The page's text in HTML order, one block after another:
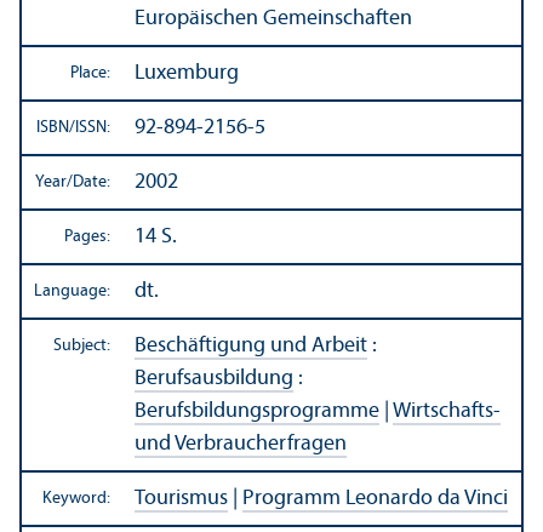
Europäischen Gemeinschaften
Place: Luxemburg
ISBN/ISSN: 92-894-2156-5
Year/Date: 2002
Pages: 14 S.
Language: dt.
Subject: Beschäftigung und Arbeit :
Berufsausbildung :
Berufsbildungsprogramme Wirtschafts-
und Verbraucherfragen
Keyword: Tourismus Programm Leonardo da Vinci